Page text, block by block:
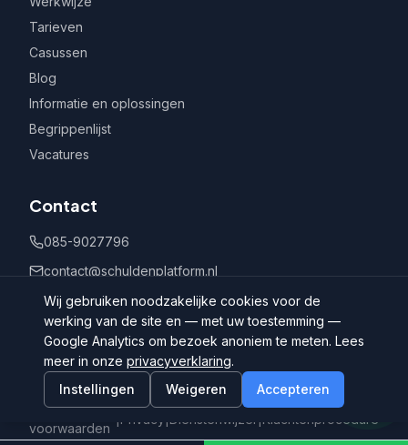
Tarieven
Casussen
Blog
Informatie en oplossingen
Begrippenlijst
Vacatures
Contact
085-9027796
contact@schuldenplatform.nl
Postbus 802, 7400 AV Deventer
©
Schuldenplatform.nl
Algemene
voorwaarden
|Privacy |Dienstenwijzer |Klachtenprocedure
Wij gebruiken noodzakelijke cookies voor de
werking van de site en — met uw toestemming —
Google Analytics om bezoek anoniem te meten. Lees
meer in onze privacyverklaring.
Instellingen
Weigeren Accepteren